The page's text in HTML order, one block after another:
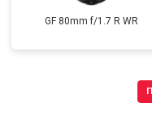
GF 80mm f/1.7 R WR